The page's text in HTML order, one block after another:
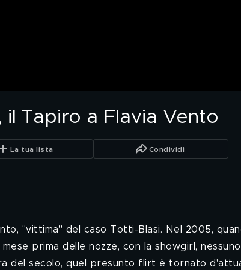
il Tapiro a Flavia Vento
La tua lista Condividi
"vittima" del caso Totti-Blasi. Nel 2005,
prima delle nozze, con la showgirl,
del secolo, quel presunto flirt è tornato